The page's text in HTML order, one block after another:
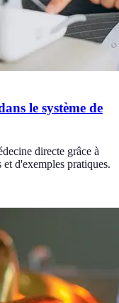
le système de
directe grâce à
d'exemples pratiques.